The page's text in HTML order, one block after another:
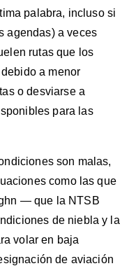
palabra, incluso si
agendas) a veces
rutas que los
a menor
o desviarse a
para las
son malas,
como las que
— que la NTSB
de niebla y la
volar en baja
de aviación